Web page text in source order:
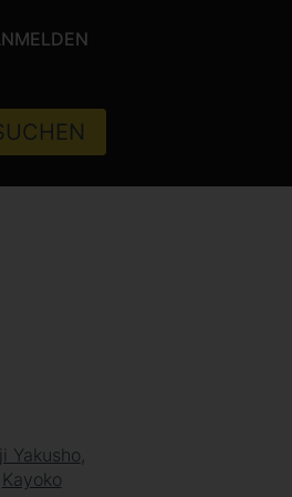
Yakusho
Kayoko